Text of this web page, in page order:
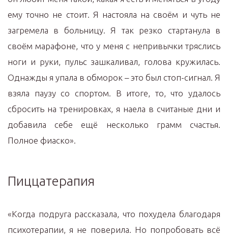
ему точно не стоит. Я настояла на своём и чуть не
загремела в больницу. Я так резко стартанула в
своём марафоне, что у меня с непривычки тряслись
ноги и руки, пульс зашкаливал, голова кружилась.
Однажды я упала в обморок – это был стоп-сигнал. Я
взяла паузу со спортом. В итоге, то, что удалось
сбросить на тренировках, я наела в считаные дни и
добавила себе ещё несколько грамм счастья.
Полное фиаско».
Пиццатерапия
«Когда подруга рассказала, что похудела благодаря
психотерапии, я не поверила. Но попробовать всё